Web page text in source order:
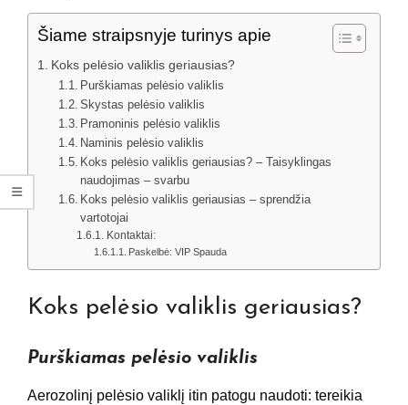
Šiame straipsnyje turinys apie
Koks pelėsio valiklis geriausias?
Purškiamas pelėsio valiklis
Skystas pelėsio valiklis
Pramoninis pelėsio valiklis
Naminis pelėsio valiklis
Koks pelėsio valiklis geriausias? – Taisyklingas
naudojimas – svarbu
Koks pelėsio valiklis geriausias – sprendžia
vartotojai
Kontaktai:
Paskelbė: VIP Spauda
Koks pelėsio valiklis geriausias?
Purškiamas pelėsio valiklis
Aerozolinį pelėsio valiklį itin patogu naudoti: tereikia